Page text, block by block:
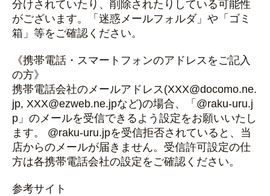
分けされていたり、削除されたりしている可能性
がございます。「迷惑メールフォルダ」や「ゴミ
箱」等をご確認ください。
《携帯電話・スマートフォンのアドレスをご記入
の方》
携帯電話会社のメールアドレス(XXX@docomo.ne.
jp, XXX@ezweb.ne.jpなど)の場合、「@raku-uru.j
p」のメールを受信できるよう設定をお願いいたし
ます。 @raku-uru.jpを受信拒否されていると、当
店からのメールが届きません。受信許可設定の仕
方は各携帯電話会社の設定をご確認ください。
参考サイト